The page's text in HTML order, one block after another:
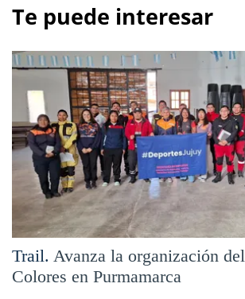
Te puede interesar
Trail. Avanza la organización
Colores en Purmamarca